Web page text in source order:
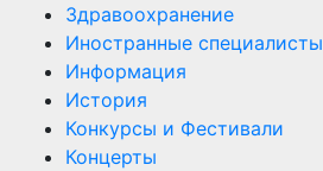
Здравоохранение
Иностранные специалисты
Информация
История
Конкурсы и Фестивали
Концерты